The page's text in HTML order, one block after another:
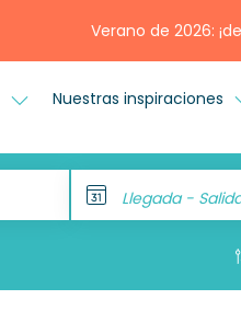
Verano de 2026:
Nuestras inspiraciones
Llegada -